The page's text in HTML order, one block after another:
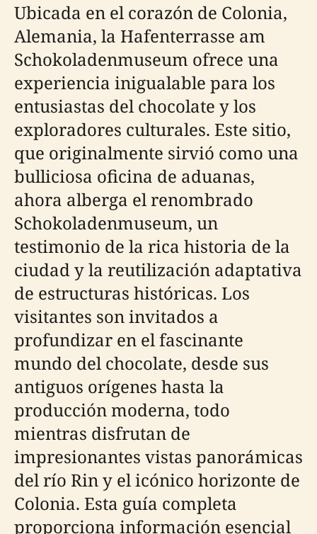
Ubicada en el corazón de Colonia,
Alemania, la Hafenterrasse am
Schokoladenmuseum ofrece una
experiencia inigualable para los
entusiastas del chocolate y los
exploradores culturales. Este sitio,
que originalmente sirvió como una
bulliciosa oficina de aduanas,
ahora alberga el renombrado
Schokoladenmuseum, un
testimonio de la rica historia de la
ciudad y la reutilización adaptativa
de estructuras históricas. Los
visitantes son invitados a
profundizar en el fascinante
mundo del chocolate, desde sus
antiguos orígenes hasta la
producción moderna, todo
mientras disfrutan de
impresionantes vistas panorámicas
del río Rin y el icónico horizonte de
Colonia. Esta guía completa
proporciona información esencial